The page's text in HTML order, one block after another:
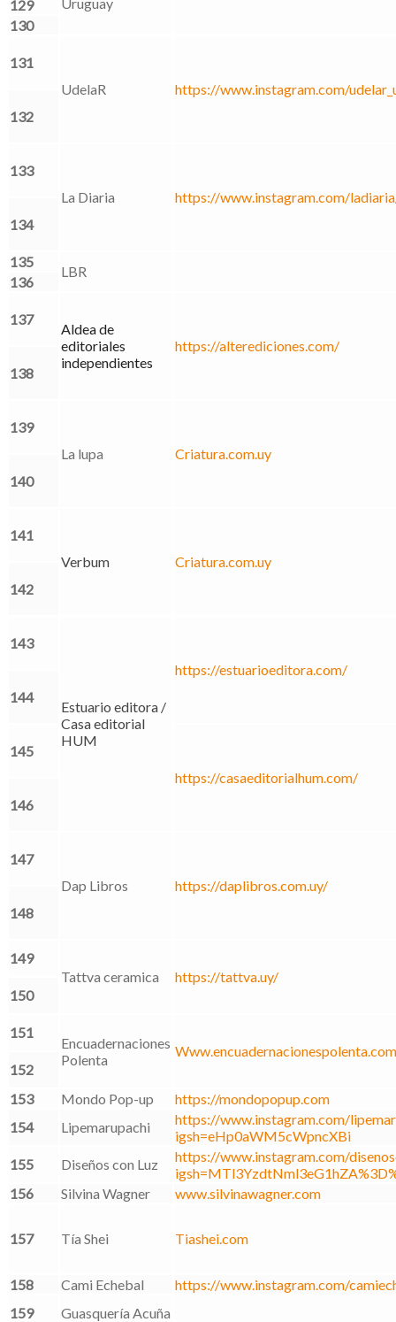
129
130
131
UdelaR
https://www.instagram.com/
132
133
La Diaria
https://www.instagram.com/
134
135
LBR
136
137
Aldea de
editoriales
independientes
https://alterediciones.com/
138
139
La lupa
Criatura.com.uy
140
141
Verbum
Criatura.com.uy
142
143
Estuario editora /
Casa editorial
HUM
https://estuarioeditora.com/
144
145
https://casaeditorialhum.com/
146
147
Dap Libros
https://daplibros.com.uy/
148
149
Tattva ceramica
https://tattva.uy/
150
151
Encuadernaciones
Polenta
Www.encuadernacionespolenta.com
152
153
Mondo Pop-up
https://mondopopup.com
154
Lipemarupachi
https://www.instagram.com/
igsh=eHp0aWM5cWpncXBi
155
Diseños con Luz
https://www.instagram.com/
156
Silvina Wagner www.silvinawagner.com
157 Tía Shei Tiashei.com
158 Cami Echebal
https://www.instagram.com/
159
Guasquería Acuña